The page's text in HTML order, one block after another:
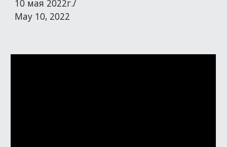
10 мая 2022г./
May 10, 2022